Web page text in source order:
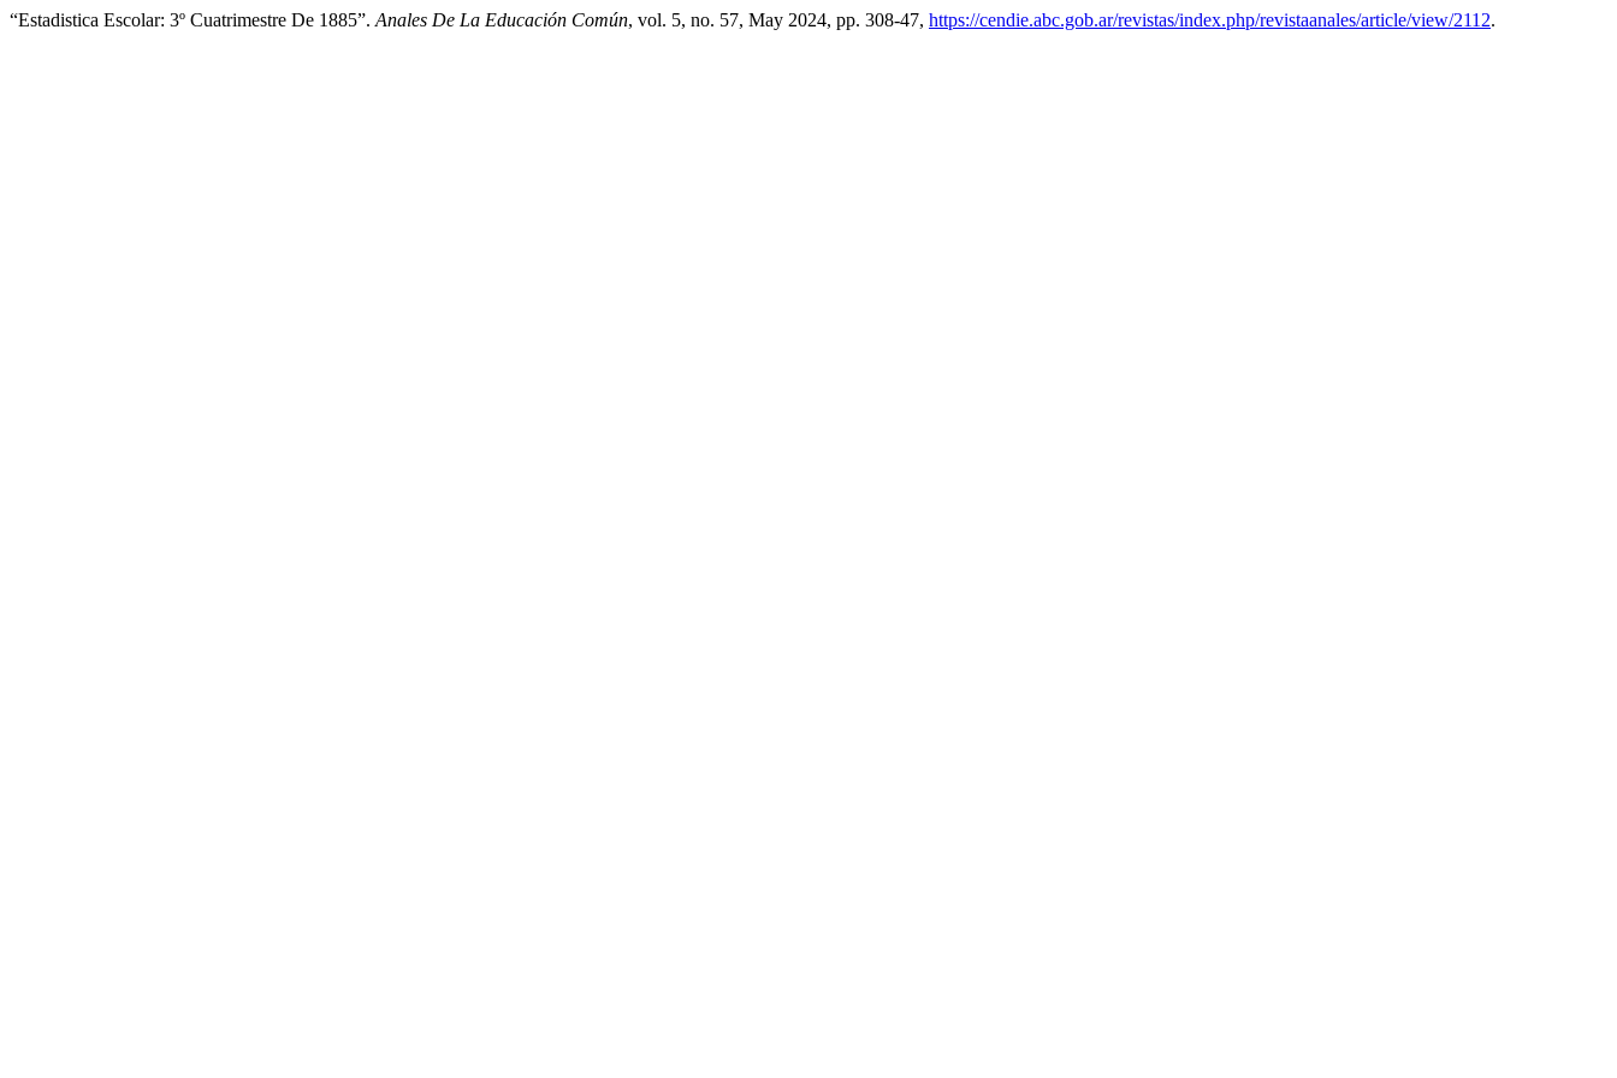
“Estadistica Escolar: 3º Cuatrimestre De 1885”. Anales De La Educación Común, vol. 5, no. 57, May 2024, pp. 308-47, https://cendie.abc.gob.ar/revistas/index.php/revistaanales/article/view/2112.